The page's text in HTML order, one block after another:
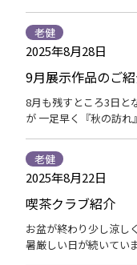
2025年8月28日
老健
9月展示作品のご
8月も残すところ3日と
が 一足早く『秋の訪
2025年8月22日
老健
喫茶クラブ紹介
お盆が終わり少し涼し
暑厳しい日が続いてい